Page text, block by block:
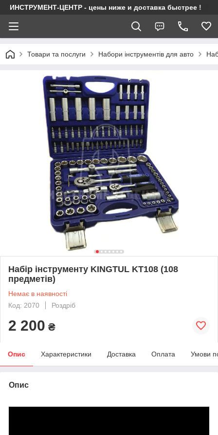
ИНСТРУМЕНТ-ЦЕНТР - цены ниже и доставка быстрее !
Товари та послуги Набори інструментів для авто
Набір інструменту KINGTUL KT108 (108
предметів)
Немає в наявності
Код: 2070
Роздріб
2 200 ₴
Опис Характеристики Доставка Оплата Умови
Опис